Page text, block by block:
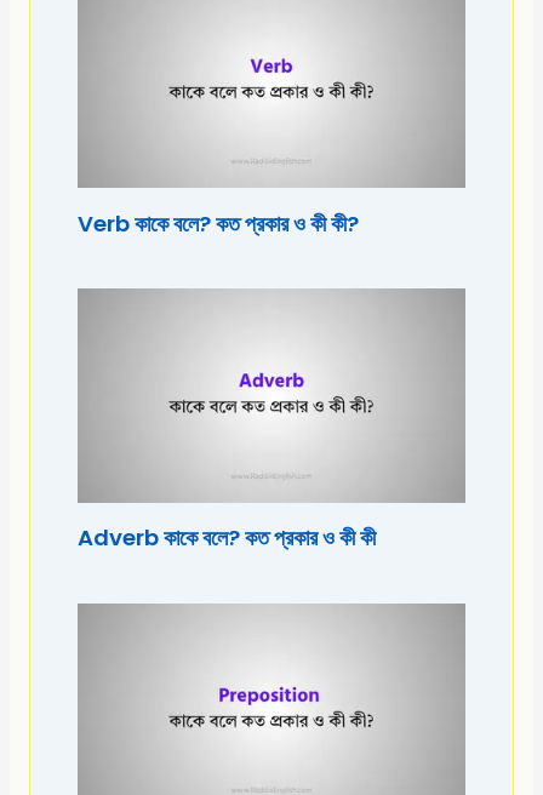
Verb কাকে বলে? কত প্রকার ও কী কী?
Adverb কাকে বলে? কত প্রকার ও কী কী